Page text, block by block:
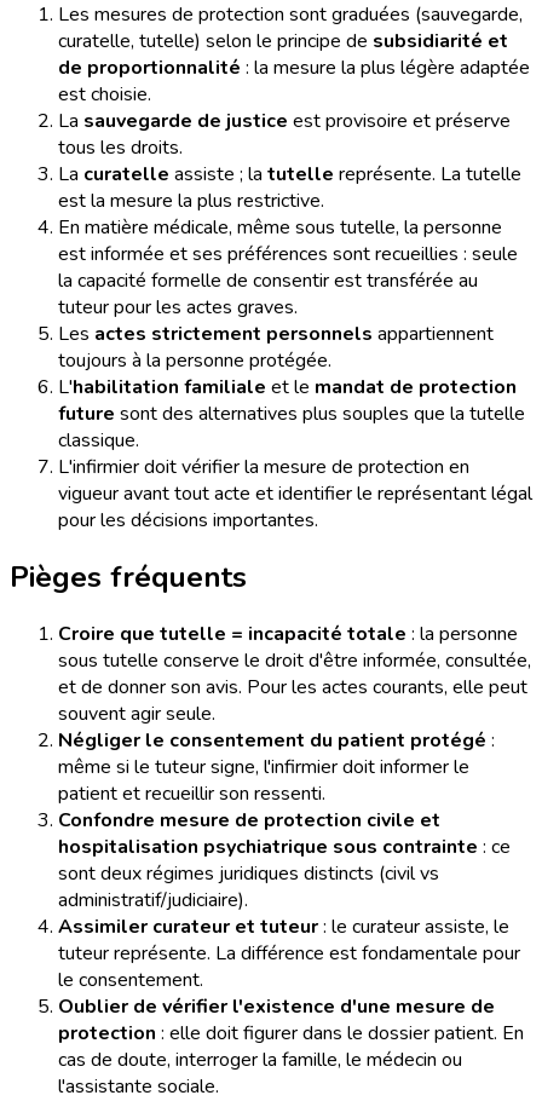
Les mesures de protection sont graduées (sauvegarde,
curatelle, tutelle) selon le principe de subsidiarité et
de proportionnalité : la mesure la plus légère adaptée
est choisie.
La sauvegarde de justice est provisoire et préserve
tous les droits.
La curatelle assiste ; la tutelle représente. La tutelle
est la mesure la plus restrictive.
En matière médicale, même sous tutelle, la personne
est informée et ses préférences sont recueillies : seule
la capacité formelle de consentir est transférée au
tuteur pour les actes graves.
Les actes strictement personnels appartiennent
toujours à la personne protégée.
L'habilitation familiale et le mandat de protection
future sont des alternatives plus souples que la tutelle
classique.
L'infirmier doit vérifier la mesure de protection en
vigueur avant tout acte et identifier le représentant légal
pour les décisions importantes.
Pièges fréquents
Croire que tutelle = incapacité totale : la personne
sous tutelle conserve le droit d'être informée, consultée,
et de donner son avis. Pour les actes courants, elle peut
souvent agir seule.
Négliger le consentement du patient protégé :
même si le tuteur signe, l'infirmier doit informer le
patient et recueillir son ressenti.
Confondre mesure de protection civile et
hospitalisation psychiatrique sous contrainte : ce
sont deux régimes juridiques distincts (civil vs
administratif/judiciaire).
Assimiler curateur et tuteur: le curateur assiste, le
tuteur représente. La différence est fondamentale pour
le consentement.
Oublier de vérifier l'existence d'une mesure de
protection : elle doit figurer dans le dossier patient. En
cas de doute, interroger la famille, le médecin ou
l'assistante sociale.